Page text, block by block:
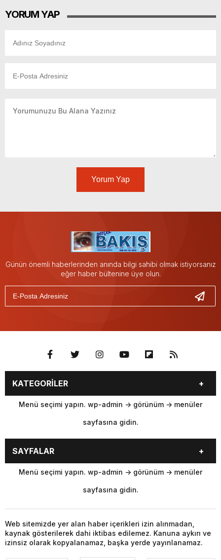
YORUM YAP
Yorum Yap
Günün önemli haberlerinden anında bilgi sahibi olmak istiyorsanız
eğer haber bültenine üye olun.
KATEGORİLER
Menü seçimi yapın. wp-admin -> görünüm -> menüler
sayfasına gidin.
SAYFALAR
Menü seçimi yapın. wp-admin -> görünüm -> menüler
sayfasına gidin.
Web sitemizde yer alan haber içerikleri izin alınmadan,
kaynak gösterilerek dahi iktibas edilemez. Kanuna aykırı ve
izinsiz olarak kopyalanamaz, başka yerde yayınlanamaz.